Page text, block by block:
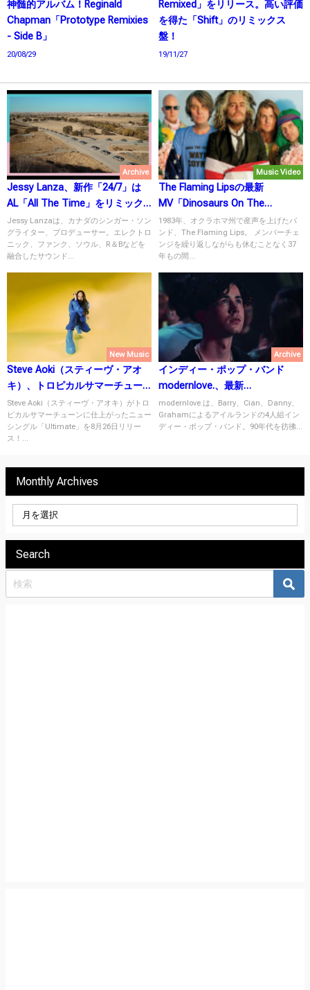
神髄的アルバム！Reginald
Chapman「Prototype Remixies
- Side B」
20/08/29
Remixed」をリリース。高い評価
を得た「Shift」のリミックス
盤！
19/11/27
Archive
Jessy Lanza、新作「24/7」は
AL「All The Time」をリミック
スしたミックステープ！
Jessy Lanzaは、カナダのシンガー・ソン
グライター、プロデューサー。エレクトロ
ニック、ファンク、ソウル、R＆Bなどを
融合したサウンド...
Music Video
The Flaming Lipsの最新
MV「Dinosaurs On The
Mountain」公開！通算21枚目の
フル・アルバムもリリース間
近！
1983年、オクラホマ州で産声を上げたバ
ンド、The Flaming Lips。 メンバーチェ
ンジを繰り返しながらも休むことなく37
年もの間...
New Music
Steve Aoki（スティーヴ・アオ
キ）、トロピカルサマーチュー
ン「Ultimate」をリリース！
Steve Aoki（スティーヴ・アオキ）がトロ
ピカルサマーチューンに仕上がったニュー
シングル「Ultimate」を8月26日リリー
ス！...
Archive
インディー・ポップ・バンド
modernlove.、最新
EP『monochrome blue』をリリ
ース！
modernlove.は、Barry、Cian、Danny、
Grahamによるアイルランドの4人組イン
ディー・ポップ・バンド。90年代を彷彿...
Monthly Archives
Search